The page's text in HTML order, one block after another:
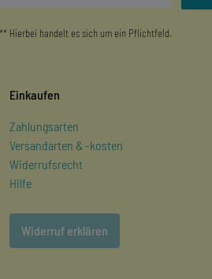
** Hierbei handelt es sich um ein Pflichtfeld.
Einkaufen
Zahlungsarten
Versandarten & -kosten
Widerrufsrecht
Hilfe
Widerruf erklären